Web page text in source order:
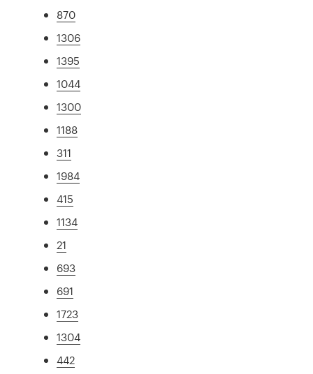
870
1306
1395
1044
1300
1188
311
1984
415
1134
21
693
691
1723
1304
442